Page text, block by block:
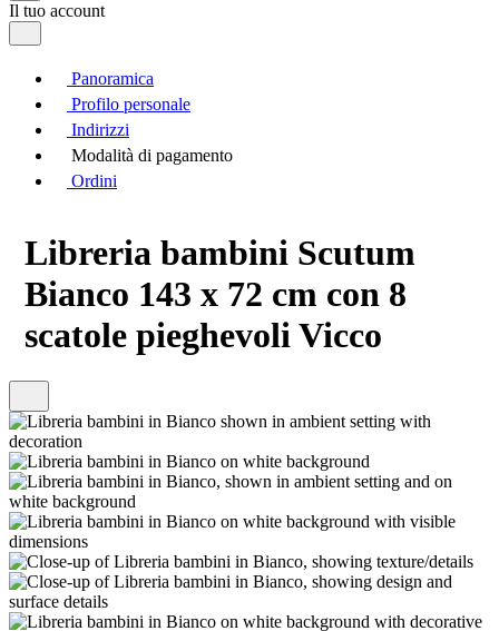
Il tuo account
Panoramica
Profilo personale
Indirizzi
Modalità di pagamento
Ordini
Libreria bambini Scutum
Bianco 143 x 72 cm con 8
scatole pieghevoli Vicco